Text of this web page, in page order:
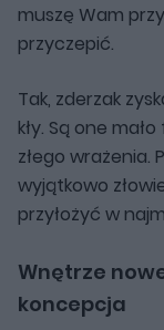
muszę Wam
przyczepić.
Tak, zderzak
kły. Są one
złego wrażenia.
wyjątkowo
przyłożyć w
Wnętrze
koncepcja